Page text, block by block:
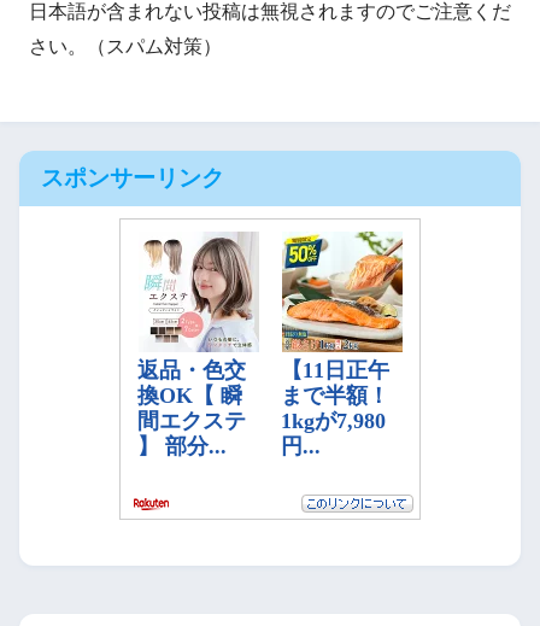
日本語が含まれない投稿は無視されますのでご注意くだ
さい。（スパム対策）
スポンサーリンク